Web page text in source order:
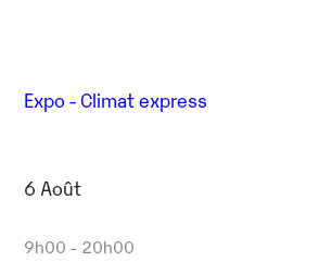
Expo - Climat express
6 Août
9h00 - 20h00